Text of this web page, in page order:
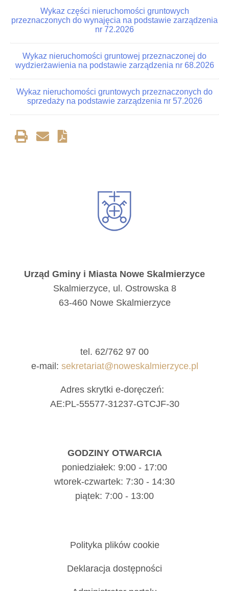
Wykaz części nieruchomości gruntowych
przeznaczonych do wynajęcia na podstawie zarządzenia
nr 72.2026
Wykaz nieruchomości gruntowej przeznaczonej do
wydzierżawienia na podstawie zarządzenia nr 68.2026
Wykaz nieruchomości gruntowych przeznaczonych do
sprzedaży na podstawie zarządzenia nr 57.2026
Urząd Gminy i Miasta Nowe Skalmierzyce
Skalmierzyce, ul. Ostrowska 8
63-460 Nowe Skalmierzyce
tel. 62/762 97 00
e-mail: sekretariat@noweskalmierzyce.pl
Adres skrytki e-doręczeń:
AE:PL-55577-31237-GTCJF-30
GODZINY OTWARCIA
poniedziałek: 9:00 - 17:00
wtorek-czwartek: 7:30 - 14:30
piątek: 7:00 - 13:00
Polityka plików cookie
Deklaracja dostępności